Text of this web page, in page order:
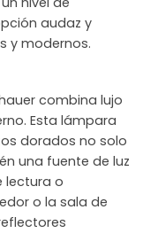
audaz y
y modernos.
combina lujo
Esta lámpara
dorados no solo
una fuente de luz
lectura o
o la sala de